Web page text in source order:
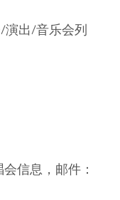
演出/音乐会列
信息，邮件：